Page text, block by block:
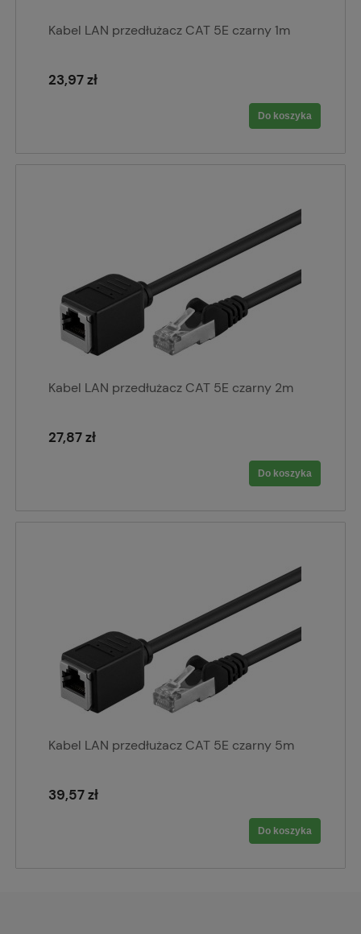
Kabel LAN przedłużacz CAT 5E czarny 1m
23,97 zł
Do koszyka
Kabel LAN przedłużacz CAT 5E czarny 2m
27,87 zł
Do koszyka
Kabel LAN przedłużacz CAT 5E czarny 5m
39,57 zł
Do koszyka